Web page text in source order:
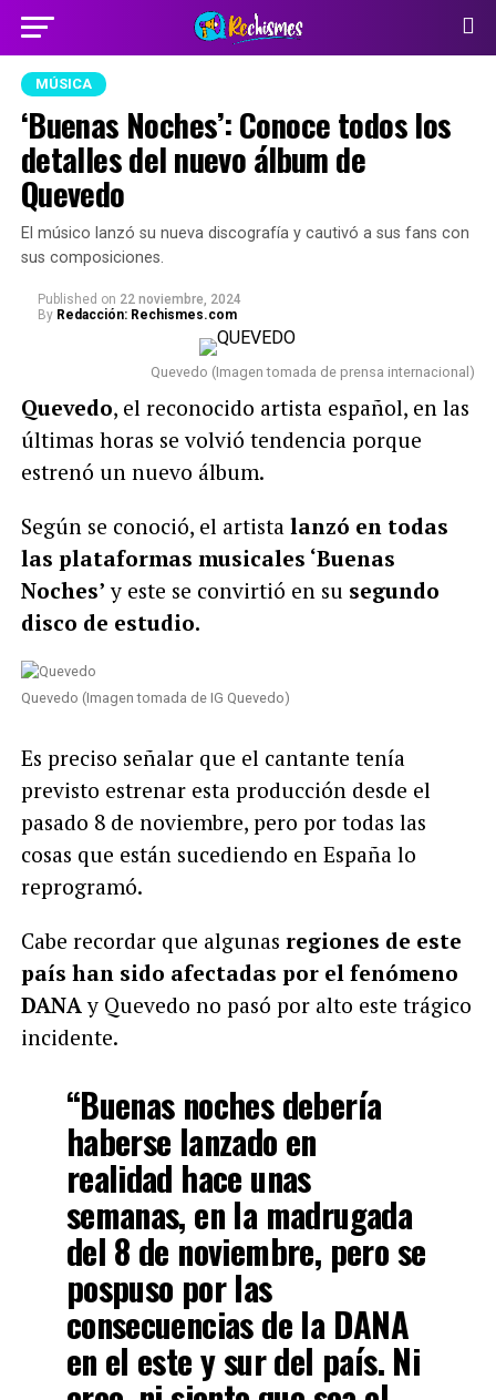
MÚSICA
‘Buenas Noches’: Conoce todos los
detalles del nuevo álbum de
Quevedo
El músico lanzó su nueva discografía y cautivó a sus fans con
sus composiciones.
Published on 22 noviembre, 2024
By Redacción: Rechismes.com
Quevedo (Imagen tomada de prensa internacional)
Quevedo, el reconocido artista español, en las
últimas horas se volvió tendencia porque
estrenó un nuevo álbum.
Según se conoció, el artista lanzó en todas
las plataformas musicales ‘Buenas
Noches’ y este se convirtió en su segundo
disco de estudio.
Quevedo (Imagen tomada de IG Quevedo)
Es preciso señalar que el cantante tenía
previsto estrenar esta producción desde el
pasado 8 de noviembre, pero por todas las
cosas que están sucediendo en España lo
reprogramó.
Cabe recordar que algunas regiones de este
país han sido afectadas por el fenómeno
DANAy Quevedo no pasó por alto este trágico
incidente.
“Buenas noches debería
haberse lanzado en
realidad hace unas
semanas, en la madrugada
del 8 de noviembre, pero se
pospuso por las
consecuencias de la DANA
en el este y sur del país. Ni